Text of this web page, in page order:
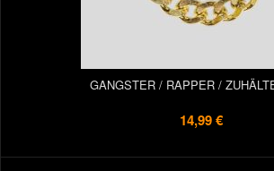
GANGSTER / RAPPER /
14,99 €